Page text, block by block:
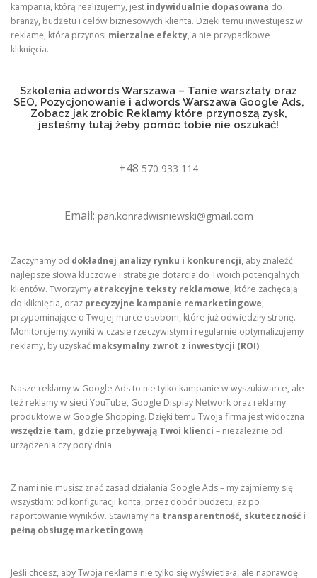
kampania, którą realizujemy, jest indywidualnie dopasowana do
branży, budżetu i celów biznesowych klienta. Dzięki temu inwestujesz w
reklamę, która przynosi mierzalne efekty, a nie przypadkowe
kliknięcia.
Szkolenia adwords Warszawa – Tanie warsztaty oraz
SEO, Pozycjonowanie i adwords Warszawa Google Ads,
Zobacz jak zrobic Reklamy które przynoszą zysk,
jesteśmy tutaj żeby pomóc tobie nie oszukać!
+48 570 933 114
Email: pan.konradwisniewski@gmail.com
Zaczynamy od dokładnej analizy rynku i konkurencji, aby znaleźć
najlepsze słowa kluczowe i strategie dotarcia do Twoich potencjalnych
klientów. Tworzymy atrakcyjne teksty reklamowe, które zachęcają
do kliknięcia, oraz precyzyjne kampanie remarketingowe,
przypominające o Twojej marce osobom, które już odwiedziły stronę.
Monitorujemy wyniki w czasie rzeczywistym i regularnie optymalizujemy
reklamy, by uzyskać maksymalny zwrot z inwestycji (ROI).
Nasze reklamy w Google Ads to nie tylko kampanie w wyszukiwarce, ale
też reklamy w sieci YouTube, Google Display Network oraz reklamy
produktowe w Google Shopping. Dzięki temu Twoja firma jest widoczna
wszędzie tam, gdzie przebywają Twoi klienci – niezależnie od
urządzenia czy pory dnia.
Z nami nie musisz znać zasad działania Google Ads – my zajmiemy się
wszystkim: od konfiguracji konta, przez dobór budżetu, aż po
raportowanie wyników. Stawiamy na transparentność, skuteczność i
pełną obsługę marketingową.
Jeśli chcesz, aby Twoja reklama nie tylko się wyświetlała, ale naprawdę